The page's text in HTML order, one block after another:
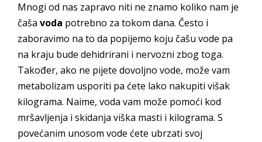
Mnogi od nas zapravo niti ne znamo koliko nam je
čaša voda potrebno za tokom dana. Često i
zaboravimo na to da popijemo koju čašu vode pa
na kraju bude dehidrirani i nervozni zbog toga.
Također, ako ne pijete dovoljno vode, može vam
metabolizam usporiti pa ćete lako nakupiti višak
kilograma. Naime, voda vam može pomoći kod
mršavljenja i skidanja viška masti i kilograma. S
povećanim unosom vode ćete ubrzati svoj